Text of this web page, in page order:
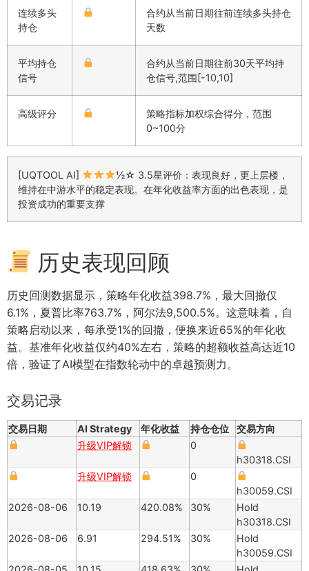
连续多头
持仓
合约从当前日期往前连续多头持仓
天数
平均持仓
信号
合约从当前日期往前30天平均持
仓信号,范围[-10,10]
高级评分
策略指标加权综合得分，范围
0~100分
[UQTOOL AI]
½☆ 3.5星评价：表现良好，更上层楼，
维持在中游水平的稳定表现。在年化收益率方面的出色表现，是
投资成功的重要支撑
历史表现回顾
历史回测数据显示，策略年化收益398.7%，最大回撤仅
6.1%，夏普比率763.7%，阿尔法9,500.5%。这意味着，自
策略启动以来，每承受1%的回撤，便换来近65%的年化收
益。基准年化收益仅约40%左右，策略的超额收益高达近10
倍，验证了AI模型在指数轮动中的卓越预测力。
交易记录
交易日期 AI Strategy 年化收益 持仓仓位
交易方向
升级VIP解锁
0
h30318.CSI
升级VIP解锁
0
h30059.CSI
2026-08-06
10.19 420.08% 30%
Hold
h30318.CSI
2026-08-06
6.91 294.51% 30%
Hold
h30059.CSI